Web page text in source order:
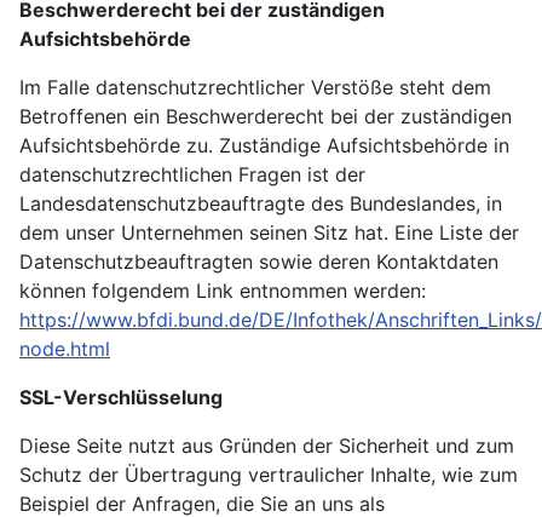
Beschwerderecht bei der zuständigen
Aufsichtsbehörde
Im Falle datenschutzrechtlicher Verstöße steht dem
Betroffenen ein Beschwerderecht bei der zuständigen
Aufsichtsbehörde zu. Zuständige Aufsichtsbehörde in
datenschutzrechtlichen Fragen ist der
Landesdatenschutzbeauftragte des Bundeslandes, in
dem unser Unternehmen seinen Sitz hat. Eine Liste der
Datenschutzbeauftragten sowie deren Kontaktdaten
können folgendem Link entnommen werden:
https://www.bfdi.bund.de/DE/Infothek/
node.html
SSL-Verschlüsselung
Diese Seite nutzt aus Gründen der Sicherheit und zum
Schutz der Übertragung vertraulicher Inhalte, wie zum
Beispiel der Anfragen, die Sie an uns als